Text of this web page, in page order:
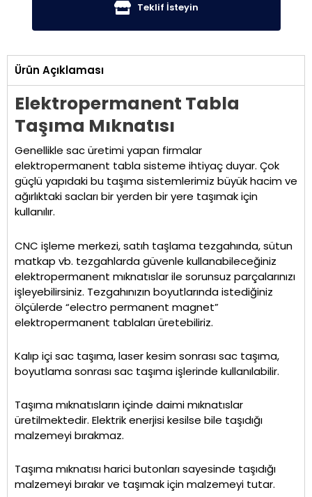
Teklif İsteyin
Ürün Açıklaması
Elektropermanent Tabla
Taşıma Mıknatısı
Genellikle sac üretimi yapan firmalar
elektropermanent tabla sisteme ihtiyaç duyar. Çok
güçlü yapıdaki bu taşıma sistemlerimiz büyük hacim ve
ağırlıktaki sacları bir yerden bir yere taşımak için
kullanılır.
CNC işleme merkezi, satıh taşlama tezgahında, sütun
matkap vb. tezgahlarda güvenle kullanabileceğiniz
elektropermanent mıknatıslar ile sorunsuz parçalarınızı
işleyebilirsiniz. Tezgahınızın boyutlarında istediğiniz
ölçülerde “electro permanent magnet”
elektropermanent tablaları üretebiliriz.
Kalıp içi sac taşıma, laser kesim sonrası sac taşıma,
boyutlama sonrası sac taşıma işlerinde kullanılabilir.
Taşıma mıknatısların içinde daimi mıknatıslar
üretilmektedir. Elektrik enerjisi kesilse bile taşıdığı
malzemeyi bırakmaz.
Taşıma mıknatısı harici butonları sayesinde taşıdığı
malzemeyi bırakır ve taşımak için malzemeyi tutar.